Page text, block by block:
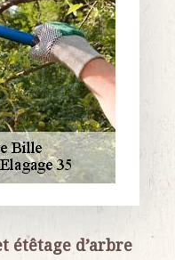
étêtage d’arbre